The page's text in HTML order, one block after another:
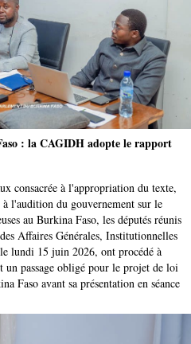
: la CAGIDH adopte le rapport
consacrée à l'appropriation du texte,
à l'audition du gouvernement sur le
au Burkina Faso, les députés réunis
Affaires Générales, Institutionnelles
lundi 15 juin 2026, ont procédé à
passage obligé pour le projet de loi
Faso avant sa présentation en séance